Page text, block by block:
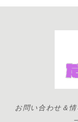
お問い合わせ＆